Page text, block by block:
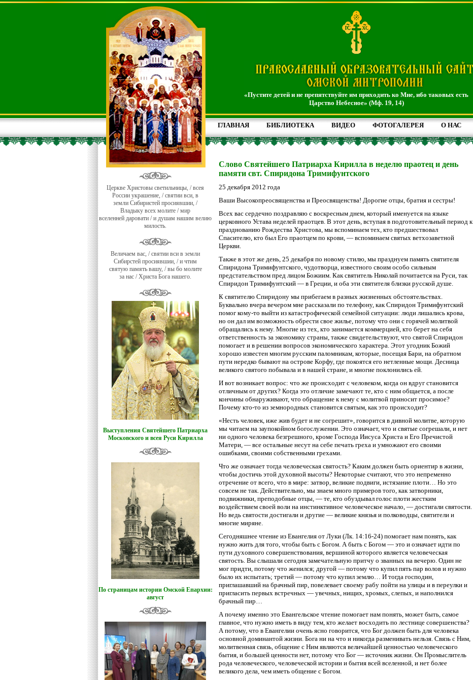
«Пустите детей и не препятствуйте им приходить ко Мне, ибо таковых есть
Царство Небесное» (Мф. 19, 14)
ГЛАВНАЯ БИБЛИОТЕКА ВИДЕО ФОТОГАЛЕРЕЯ О НАС
Церкве Христовы светильницы, / всея
России украшение, / святии вси, в
земли Сибиристей просиявшии, /
Владыку всех молите / мир
вселенней даровати / и душам нашим велию
милость.
Величаем вас, / святии вси в земли
Сибирстей просиявшии, / и чтим
святую память вашу, / вы бо молите
за нас / Христа Бога нашего.
Выступления Святейшего Патриарха
Московского и всея Руси Кирилла
По страницам истории Омской Епархии:
август
Слово Святейшего Патриарха Кирилла в неделю праотец и день
памяти свт. Спиридона Тримифунтского
25 декабря 2012 года
Ваши Высокопреосвященства и Преосвященства! Дорогие отцы, братия и сестры!
Всех вас сердечно поздравляю с воскресным днем, который именуется на языке
церковного Устава неделей праотцев. В этот день, вступая в подготовительный период к
празднованию Рождества Христова, мы вспоминаем тех, кто предшествовал
Спасителю, кто был Его праотцем по крови, — вспоминаем святых ветхозаветной
Церкви.
Также в этот же день, 25 декабря по новому стилю, мы празднуем память святителя
Спиридона Тримифунтского, чудотворца, известного своим особо сильным
предстательством пред лицом Божиим. Как святитель Николай почитается на Руси, так
Спиридон Тримифунтский — в Греции, и оба эти святителя близки русской душе.
К святителю Спиридону мы прибегаем в разных жизненных обстоятельствах.
Буквально вчера вечером мне рассказали по телефону, как Спиридон Тримифунтский
помог кому-то выйти из катастрофической семейной ситуации: люди лишались крова,
но он дал им возможность обрести свое жилье, потому что они с горячей молитвой
обращались к нему. Многие из тех, кто занимается коммерцией, кто берет на себя
ответственность за экономику страны, также свидетельствуют, что святой Спиридон
помогает и в решении вопросов экономического характера. Этот угодник Божий
хорошо известен многим русским паломникам, которые, посещая Бари, на обратном
пути нередко бывают на острове Корфу, где покоятся его нетленные мощи. Десница
великого святого побывала и в нашей стране, и многие поклонились ей.
И вот возникает вопрос: что же происходит с человеком, когда он вдруг становится
отличным от других? Когда это отличие замечают те, кто с ним общается, а после
кончины обнаруживают, что обращение к нему с молитвой приносит просимое?
Почему кто-то из земнородных становится святым, как это происходит?
«Несть человек, иже жив будет и не согрешит», говорится в дивной молитве, которую
мы читаем на заупокойном богослужении. Это означает, что и святые согрешали, и нет
ни одного человека безгрешного, кроме Господа Иисуса Христа и Его Пречистой
Матери, — все остальные несут на себе печать греха и умножают его своими
ошибками, своими собственными грехами.
Что же означает тогда человеческая святость? Каким должен быть ориентир в жизни,
чтобы достичь этой духовной высоты? Некоторые считают, что это непременно
отречение от всего, что в мире: затвор, великие подвиги, истязание плоти… Но это
совсем не так. Действительно, мы знаем много примеров того, как затворники,
подвижники, преподобные отцы, — те, кто обуздывал голос плоти жестким
воздействием своей воли на инстинктивное человеческое начало, — достигали святости.
Но ведь святости достигали и другие — великие князья и полководцы, святители и
многие миряне.
Сегодняшнее чтение из Евангелия от Луки (Лк. 14:16-24) помогает нам понять, как
нужно жить для того, чтобы быть с Богом. А быть с Богом — это и означает идти по
пути духовного совершенствования, вершиной которого является человеческая
святость. Вы слышали сегодня замечательную притчу о званных на вечерю. Один не
мог придти, потому что женился; другой — потому что купил пять пар волов и нужно
было их испытать; третий — потому что купил землю… И тогда господин,
приглашавший на брачный пир, повелевает своему рабу пойти на улицы и в переулки и
пригласить первых встречных — увечных, нищих, хромых, слепых, и наполнился
брачный пир…
А почему именно это Евангельское чтение помогает нам понять, может быть, самое
главное, что нужно иметь в виду тем, кто желает восходить по лестнице совершенства?
А потому, что в Евангелии очень ясно говорится, что Бог должен быть для человека
основной доминантой жизни. Бога ни на что и никогда разменивать нельзя. Связь с Ним,
молитвенная связь, общение с Ним являются величайшей ценностью человеческого
бытия, и большей ценности нет, потому что Бог — источник жизни. Он Промыслитель
рода человеческого, человеческой истории и бытия всей вселенной, и нет более
великого дела, чем иметь общение с Богом.